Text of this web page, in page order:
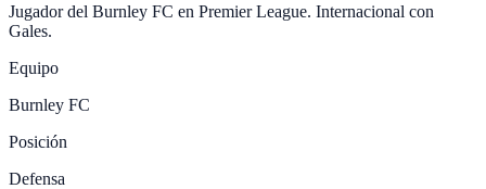
Jugador del Burnley FC en Premier League. Internacional con
Gales.
Equipo
Burnley FC
Posición
Defensa